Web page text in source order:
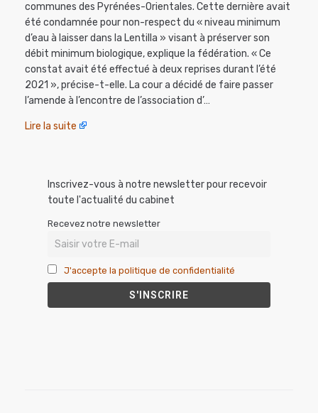
communes des Pyrénées-Orientales. Cette dernière avait
été condamnée pour non-respect du « niveau minimum
d’eau à laisser dans la Lentilla » visant à préserver son
débit minimum biologique, explique la fédération. « Ce
constat avait été effectué à deux reprises durant l’été
2021 », précise-t-elle. La cour a décidé de faire passer
l’amende à l’encontre de l’association d’…
Lire la suite
Inscrivez-vous à notre newsletter pour recevoir
toute l'actualité du cabinet
Recevez notre newsletter
J'accepte la politique de confidentialité